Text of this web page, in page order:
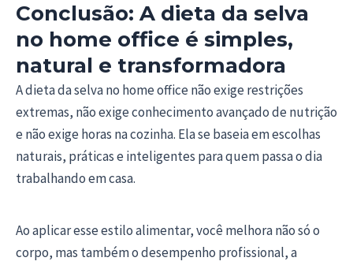
Conclusão: A dieta da selva
no home office é simples,
natural e transformadora
A dieta da selva no home office não exige restrições
extremas, não exige conhecimento avançado de nutrição
e não exige horas na cozinha. Ela se baseia em escolhas
naturais, práticas e inteligentes para quem passa o dia
trabalhando em casa.
Ao aplicar esse estilo alimentar, você melhora não só o
corpo, mas também o desempenho profissional, a